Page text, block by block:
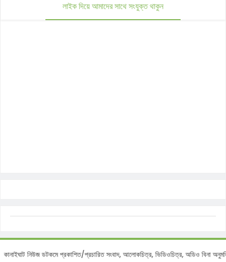
লাইক দিয়ে আমাদের সাথে সংযুক্ত থাকুন
:কানাইঘাট নিউজ ডটকমে প্রকাশিত/প্রচারিত সংবাদ, আলোকচিত্র, ভিডিওচিত্র, অডিও